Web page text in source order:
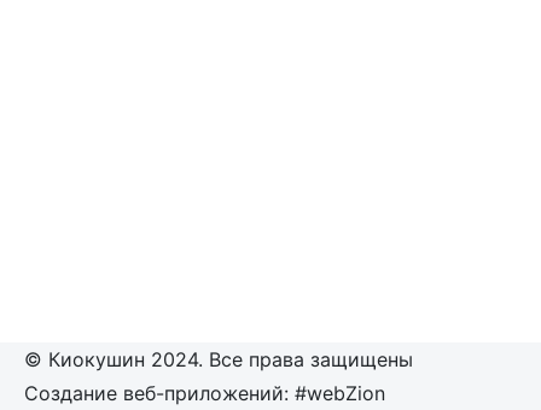
© Киокушин 2024. Все права защищены
Создание веб-приложений: #webZion